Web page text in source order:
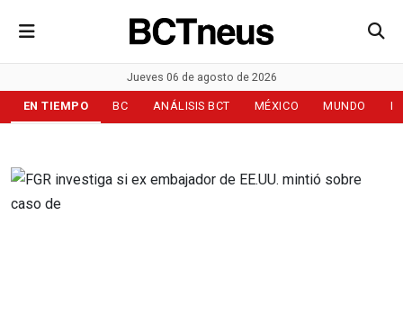
Jueves 06 de agosto de 2026
EN TIEMPO BC ANÁLISIS BCT MÉXICO MUNDO